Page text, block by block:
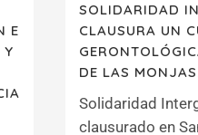
E
Y
SOLIDARIDAD
CLAUSURA UN
DE LAS
Solidaridad
clausurado en